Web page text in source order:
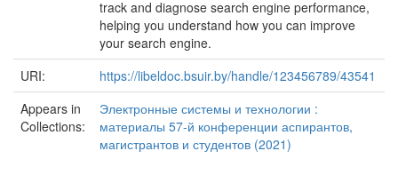
track and diagnose search engine performance,
helping you understand how you can improve
your search engine.
URI:
https://libeldoc.bsuir.by/handle/123456789/43541
Appears in
Collections:
Электронные системы и технологии :
материалы 57-й конференции аспирантов,
магистрантов и студентов (2021)